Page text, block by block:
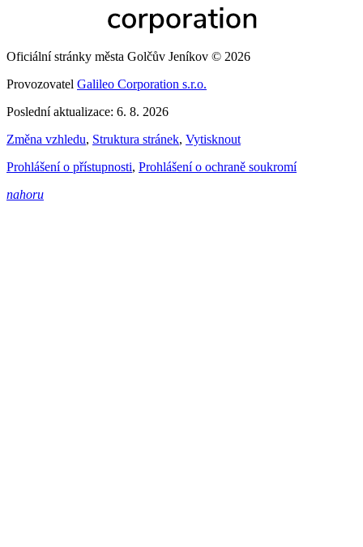
Oficiální stránky města Golčův Jeníkov © 2026
Provozovatel Galileo Corporation s.r.o.
Poslední aktualizace: 6. 8. 2026
Změna vzhledu, Struktura stránek, Vytisknout
Prohlášení o přístupnosti, Prohlášení o ochraně soukromí
nahoru